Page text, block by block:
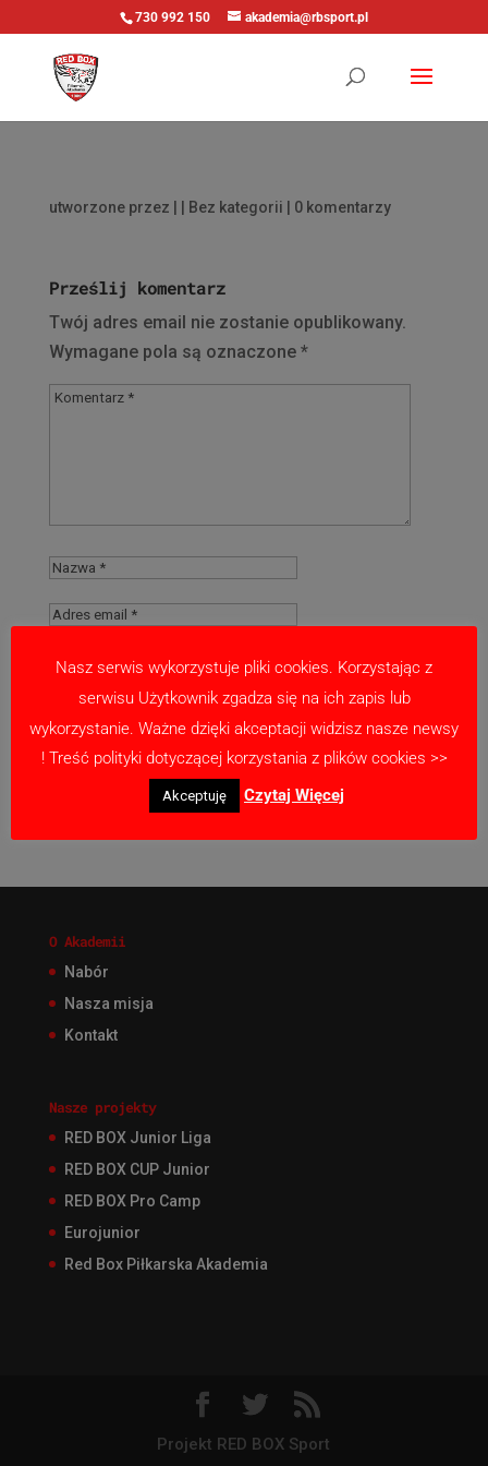
730 992 150 akademia@rbsport.pl
utworzone przez | Bez kategorii | 0 komentarzy
Prześlij komentarz
Twój adres email nie zostanie opublikowany.
Wymagane pola są oznaczone *
Zapamiętaj moje dane w tej przeglądarce
podczas pisania kolejnych komentarzy.
O Akademii
Nabór
Nasza misja
Kontakt
Nasze projekty
RED BOX Junior Liga
RED BOX CUP Junior
RED BOX Pro Camp
Eurojunior
Red Box Piłkarska Akademia
Projekt RED BOX Sport
Nasz serwis wykorzystuje pliki cookies. Korzystając z
serwisu Użytkownik zgadza się na ich zapis lub
wykorzystanie. Ważne dzięki akceptacji widzisz nasze newsy
! Treść polityki dotyczącej korzystania z plików cookies >>
Akceptuję Czytaj Więcej